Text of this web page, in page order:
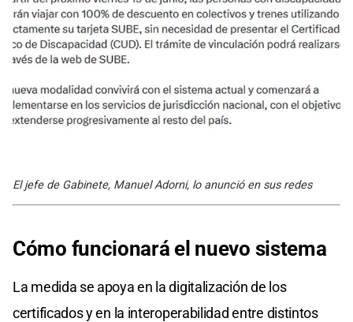
El jefe de Gabinete, Manuel Adorni, lo anunció en sus redes
Cómo funcionará el nuevo sistema
La medida se apoya en la digitalización de los
certificados y en la interoperabilidad entre distintos